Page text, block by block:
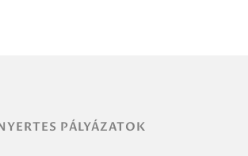
PÁLYÁZATOK